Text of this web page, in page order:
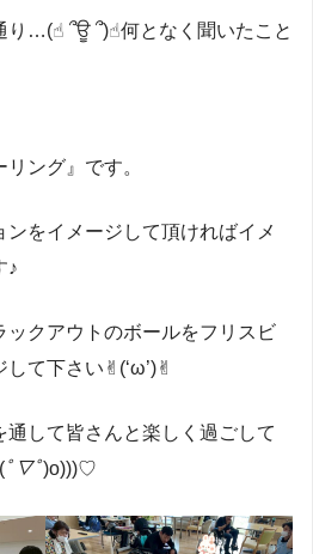
り…(☝︎ ՞ਊ ՞)☝︎何となく聞いたこと
ング』です。
をイメージして頂ければイメ
♪
ックアウトのボールをフリスビ
て下さい✌︎(‘ω’)✌︎
通して皆さんと楽しく過ごして
ﾟ▽ﾟ)o)))♡